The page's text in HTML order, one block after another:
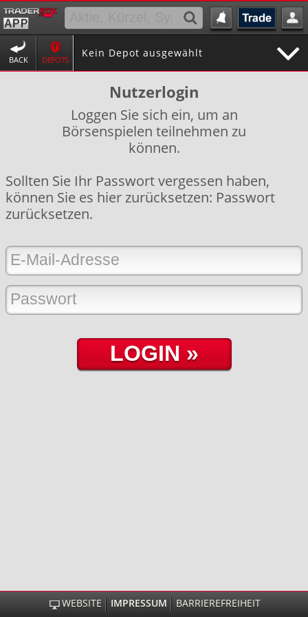
BACK DEPOTS
Kein Depot ausgewählt
Nutzerlogin
Loggen Sie sich ein, um an
Börsenspielen teilnehmen zu
können.
Sollten Sie Ihr Passwort vergessen haben,
können Sie es hier zurücksetzen: Passwort
zurücksetzen.
WEBSITE IMPRESSUM BARRIEREFREIHEIT